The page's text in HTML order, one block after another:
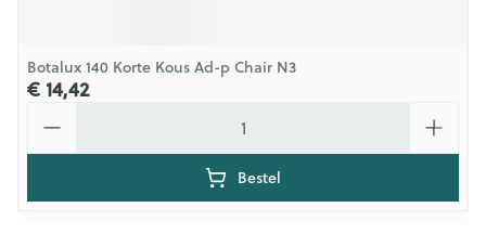
Botalux 140 Korte Kous Ad-p Chair N3
€ 14,42
Bestel